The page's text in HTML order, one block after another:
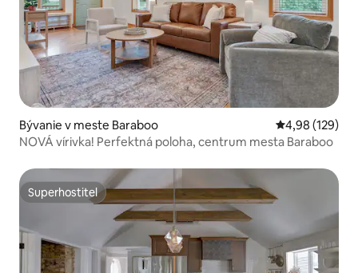
Bývanie v meste Baraboo Priemerné
4,98 (129)
NOVÁ vírivka! Perfektná poloha, centrum mesta Baraboo
Superhostiteľ
Superhostiteľ